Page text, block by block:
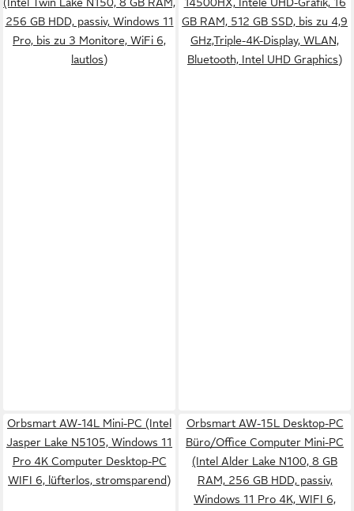
256 GB HDD, passiv, Windows 11
Pro, bis zu 3 Monitore, WiFi 6,
lautlos)
GB RAM, 512 GB SSD, bis zu 4,9
GHz,Triple-4K-Display, WLAN,
Bluetooth, Intel UHD Graphics)
Orbsmart AW-14L Mini-PC (Intel
Jasper Lake N5105, Windows 11
Pro 4K Computer Desktop-PC
WIFI 6, lüfterlos, stromsparend)
Orbsmart AW-15L Desktop-PC
Büro/Office Computer Mini-PC
(Intel Alder Lake N100, 8 GB
RAM, 256 GB HDD, passiv,
Windows 11 Pro 4K, WIFI 6,